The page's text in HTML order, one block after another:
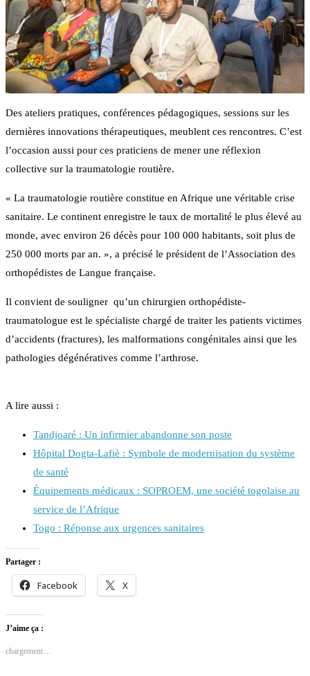
Des ateliers pratiques, conférences pédagogiques, sessions sur les
dernières innovations thérapeutiques, meublent ces rencontres. C’est
l’occasion aussi pour ces praticiens de mener une réflexion
collective sur la traumatologie routière.
« La traumatologie routière constitue en Afrique une véritable crise
sanitaire. Le continent enregistre le taux de mortalité le plus élevé au
monde, avec environ 26 décès pour 100 000 habitants, soit plus de
250 000 morts par an. », a précisé le président de l’Association des
orthopédistes de Langue française.
Il convient de souligner qu’un chirurgien orthopédiste-
traumatologue est le spécialiste chargé de traiter les patients victimes
d’accidents (fractures), les malformations congénitales ainsi que les
pathologies dégénératives comme l’arthrose.
A lire aussi :
Tandjoaré : Un infirmier abandonne son poste
Hôpital Dogta-Lafiè : Symbole de modernisation du système
de santé
Équipements médicaux : SOPROEM, une société togolaise au
service de l’Afrique
Togo : Réponse aux urgences sanitaires
Partager :
Facebook X
J’aime ça :
chargement…